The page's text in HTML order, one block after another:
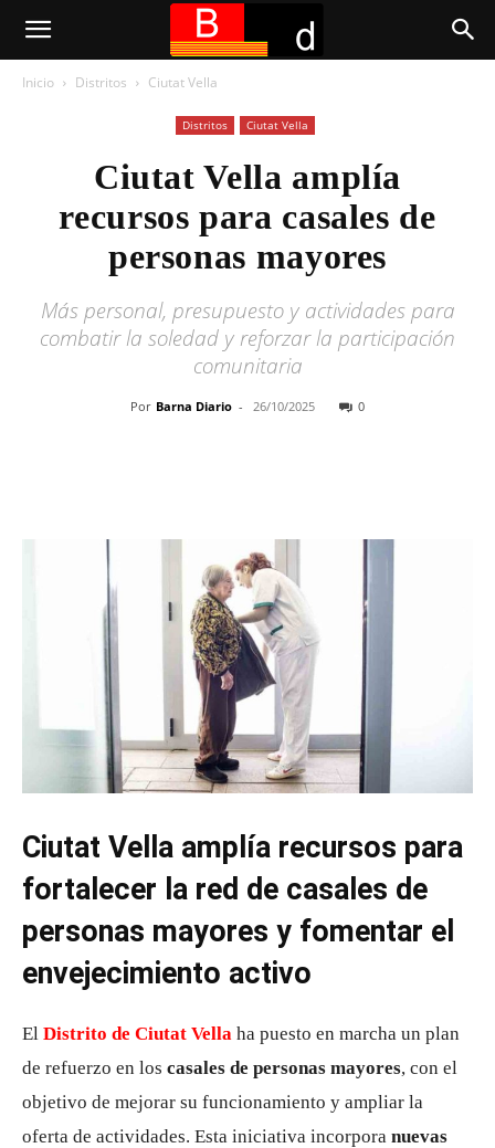
Inicio Distritos Ciutat Vella
Distritos Ciutat Vella
Ciutat Vella amplía
recursos para casales de
personas mayores
Más personal, presupuesto y actividades para
combatir la soledad y reforzar la participación
comunitaria
Por Barna Diario - 26/10/2025 0
Ciutat Vella amplía recursos para
fortalecer la red de casales de
personas mayores y fomentar el
envejecimiento activo
El Distrito de Ciutat Vella ha puesto en marcha un plan
de refuerzo en los casales de personas mayores, con el
objetivo de mejorar su funcionamiento y ampliar la
oferta de actividades. Esta iniciativa incorpora nuevas